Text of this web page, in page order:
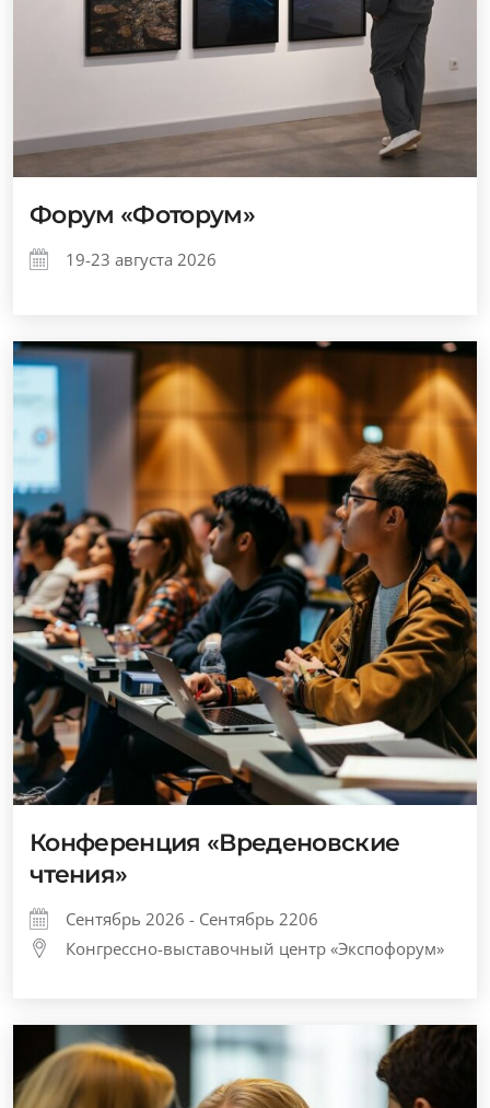
Форум «Фоторум»
19-23 августа 2026
Конференция «Вреденовские
чтения»
Сентябрь 2026 - Сентябрь 2206
Конгрессно-выставочный центр «Экспофорум»